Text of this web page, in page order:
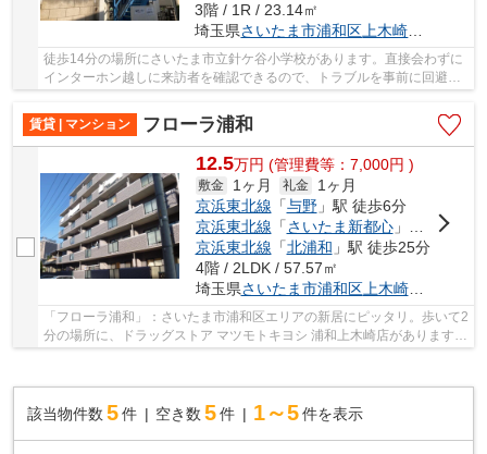
3階 / 1R / 23.14㎡
埼玉県さいたま市浦和区 上木崎
徒歩14分の場所にさいたま市立針ケ谷小学校があります。直接会わずに
インターホン越しに来訪者を確認できるので、トラブルを事前に回避し
賃貸 | マンション
フローラ浦和
12.5万円 (管理費等：7,000円 )
敷金 1ヶ月 礼金
1ヶ月
京浜東北線 「与野」駅 徒歩6分
京浜東北線 「さいたま新都心」駅 徒歩18分
京浜東北線 「北浦和 」駅 徒歩25分
4階 / 2LDK / 57.57㎡
埼玉県さいたま市浦和区上木崎４丁目２-
「フローラ浦和」：さいたま市浦和区エリアの新居にピッタリ。歩いて2
分の場所に、ドラッグストア マツモトキヨシ 浦和上木崎店があります。
該当物件数 5件 空き数 5 件 1～5 件を表示